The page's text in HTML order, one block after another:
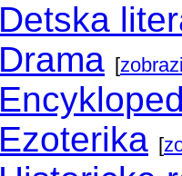
Detska
Drama [
Ezoterika [